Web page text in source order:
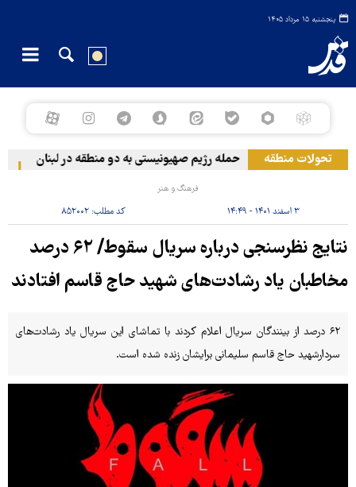
پنجشنبه ۱۵ مرداد ۱۴۰۵
تحولات منطقه حمله رژیم صهیونیستی به دو منطقه در لبنان
فرهنگ و هنر
۳ اسفند ۱۴۰۱ - ۱۴:۴۹ کد مطلب:۸۵۲۰۰۲
نتایج نظرسنجی درباره سریال سقوط/ ۶۲ درصد
مخاطبان یاد رشادت‌های شهید حاج قاسم افتادند
۶۲ درصد از بینندگان سریال اعلام کردند با تماشای این سریال یاد رشادت‌های
سردارشهید حاج قاسم سلیمانی برایشان زنده شده است.